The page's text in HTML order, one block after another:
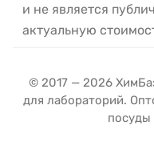
и не является
актуальную
© 2017 — 2026
для лабораторий.
посуды